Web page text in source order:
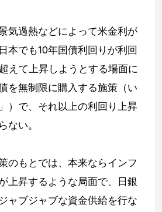
気過熱などによって米金利が
本でも10年国債利回りが利回
えて上昇しようとする場面に
を無制限に購入する施策（い
）で、それ以上の利回り上昇
ない。
のもとでは、本来ならインフ
上昇するような局面で、日銀
ャブジャブな資金供給を行な